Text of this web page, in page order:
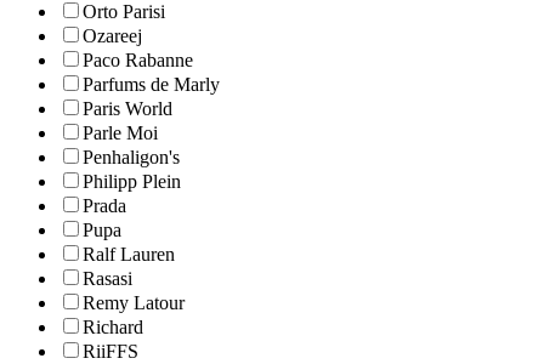
Orto Parisi
Ozareej
Paco Rabanne
Parfums de Marly
Paris World
Parle Moi
Penhaligon's
Philipp Plein
Prada
Pupa
Ralf Lauren
Rasasi
Remy Latour
Richard
RiiFFS